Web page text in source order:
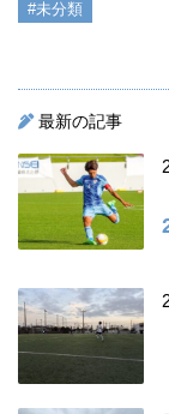
#未分類
最新の記事